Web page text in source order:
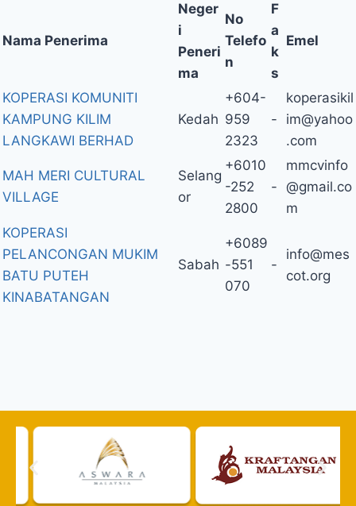
Nama Penerima
Neger
i
Peneri
ma
No
Telefo
n
F
a
k
s
Emel
KOPERASI KOMUNITI
KAMPUNG KILIM
LANGKAWI BERHAD
Kedah
+604-
959
2323
-
koperasikil
im@yahoo
.com
MAH MERI CULTURAL
VILLAGE
Selang
or
+6010
-252
2800
-
mmcvinfo
@gmail.co
m
KOPERASI
PELANCONGAN MUKIM
BATU PUTEH
KINABATANGAN
Sabah
+6089
-551
070
-
info@mes
cot.org